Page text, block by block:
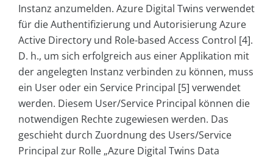
Instanz anzumelden. Azure Digital Twins verwendet
für die Authentifizierung und Autorisierung Azure
Active Directory und Role-based Access Control [4].
D. h., um sich erfolgreich aus einer Applikation mit
der angelegten Instanz verbinden zu können, muss
ein User oder ein Service Principal [5] verwendet
werden. Diesem User/Service Principal können die
notwendigen Rechte zugewiesen werden. Das
geschieht durch Zuordnung des Users/Service
Principal zur Rolle „Azure Digital Twins Data